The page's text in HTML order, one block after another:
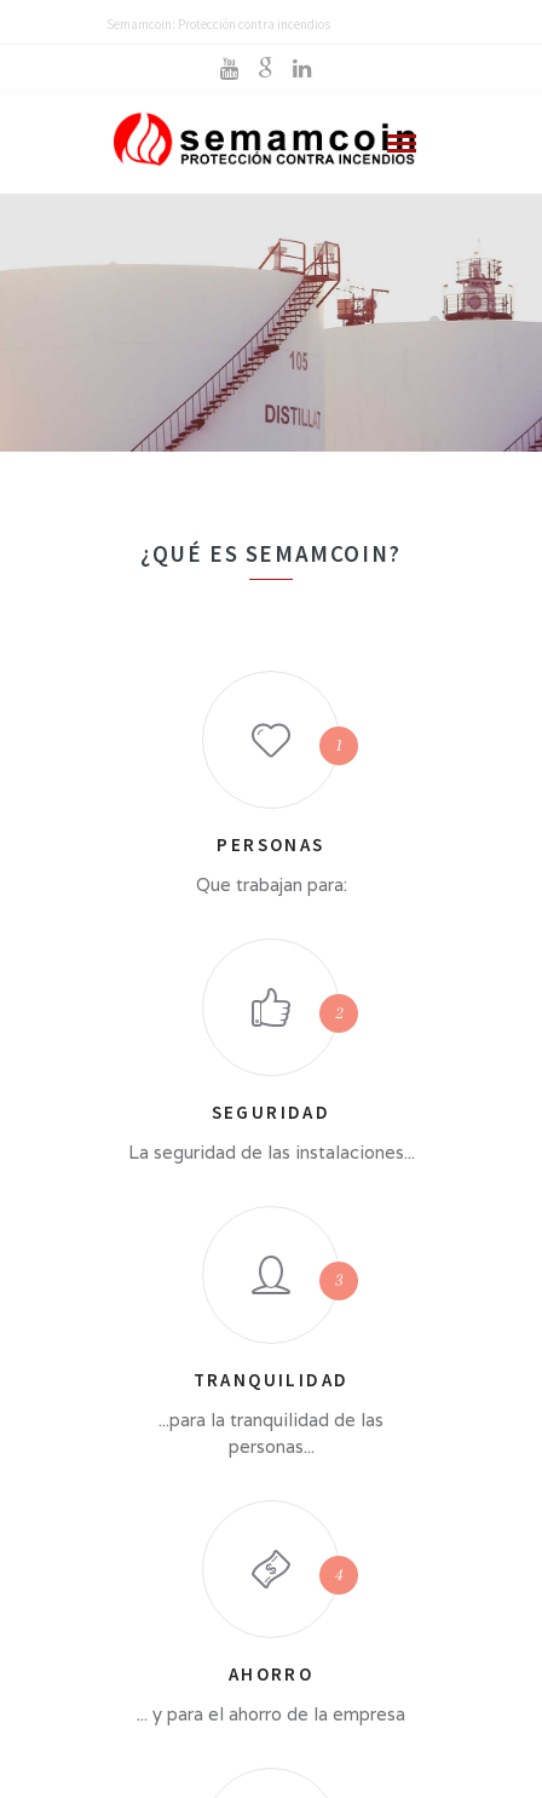
Semamcoin: Protección contra incendios
¿QUÉ ES SEMAMCOIN?
PERSONAS
Que trabajan para:
SEGURIDAD
La seguridad de las instalaciones...
TRANQUILIDAD
...para la tranquilidad de las
personas...
AHORRO
... y para el ahorro de la empresa